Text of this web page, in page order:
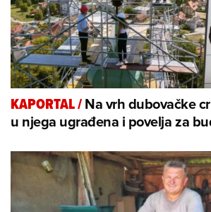
KAPORTAL/Na vrh dubovačke
u njega ugrađena i povelja za